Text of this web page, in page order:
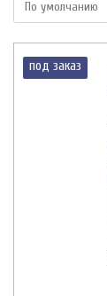
под заказ